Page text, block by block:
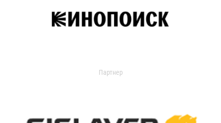
Партнер